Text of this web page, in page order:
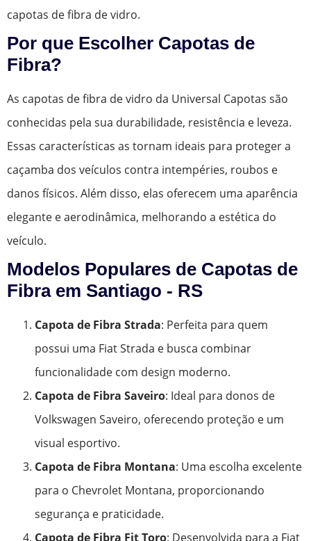
capotas de fibra de vidro.
Por que Escolher Capotas de
Fibra?
As capotas de fibra de vidro da Universal Capotas são
conhecidas pela sua durabilidade, resistência e leveza.
Essas características as tornam ideais para proteger a
caçamba dos veículos contra intempéries, roubos e
danos físicos. Além disso, elas oferecem uma aparência
elegante e aerodinâmica, melhorando a estética do
veículo.
Modelos Populares de Capotas de
Fibra em Santiago - RS
Capota de Fibra Strada: Perfeita para quem
possui uma Fiat Strada e busca combinar
funcionalidade com design moderno.
Capota de Fibra Saveiro: Ideal para donos de
Volkswagen Saveiro, oferecendo proteção e um
visual esportivo.
Capota de Fibra Montana: Uma escolha excelente
para o Chevrolet Montana, proporcionando
segurança e praticidade.
Capota de Fibra Fit Toro: Desenvolvida para a Fiat